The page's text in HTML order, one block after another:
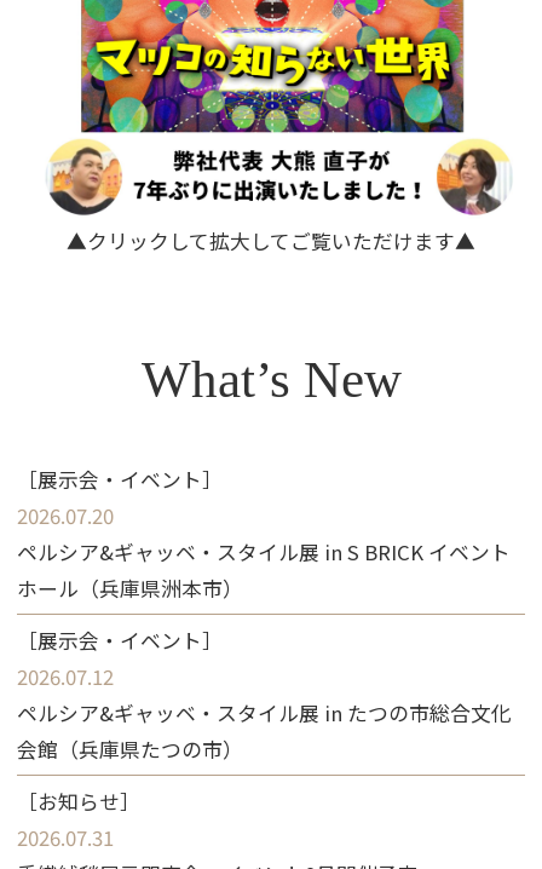
▲クリックして拡大してご覧いただけます▲
What’s New
2026.07.20
ペルシア&ギャッベ・スタイル展 in S BRICK イベント
ホール（兵庫県洲本市）
2026.07.12
ペルシア&ギャッベ・スタイル展 in たつの市総合文化
会館（兵庫県たつの市）
2026.07.31